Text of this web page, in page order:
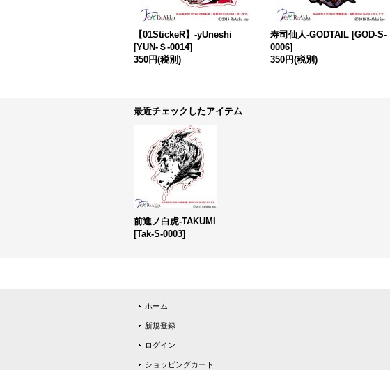
【01StickeR】-yUneshi
[YUN-Ｓ-0014]
350円(税別)
寿司仙人-GODTAIL [GOD-S-
0006]
350円(税別)
最近チェックしたアイテム
前進ノ白虎-TAKUMI
[Tak-S-0003]
ホーム
新規登録
ログイン
ショッピングカート